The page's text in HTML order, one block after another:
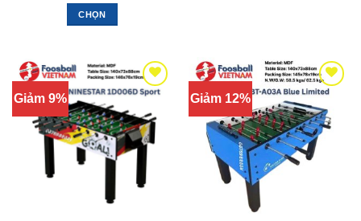
CHỌN
này
có
nhiều
biến
thể.
Các
nhiều
biến
thể.
Các
tùy
chọn
có
Giảm 9% Giảm 12%